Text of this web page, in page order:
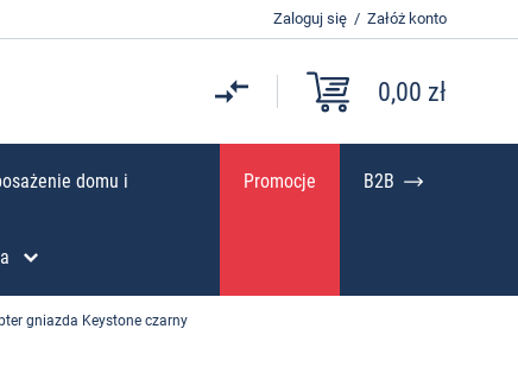
Zaloguj się / Załóż konto
0,00 zł
domu i Promocje B2B
gniazda Keystone czarny